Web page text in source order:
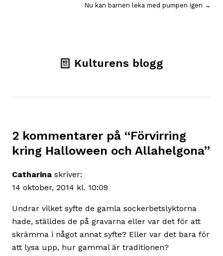
Nu kan barnen leka med pumpen igen →
Kulturens blogg
2 kommentarer på “Förvirring
kring Halloween och Allahelgona”
Catharina skriver:
14 oktober, 2014 kl. 10:09
Undrar vilket syfte de gamla sockerbetslyktorna
hade, ställdes de på gravarna eller var det för att
skrämma i något annat syfte? Eller var det bara för
att lysa upp, hur gammal är traditionen?